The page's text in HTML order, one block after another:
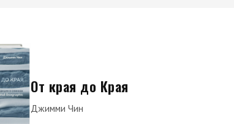
От края до Края
Джимми Чин